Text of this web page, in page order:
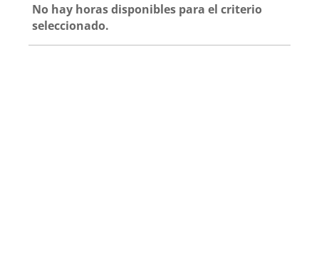
No hay horas disponibles para el criterio
seleccionado.